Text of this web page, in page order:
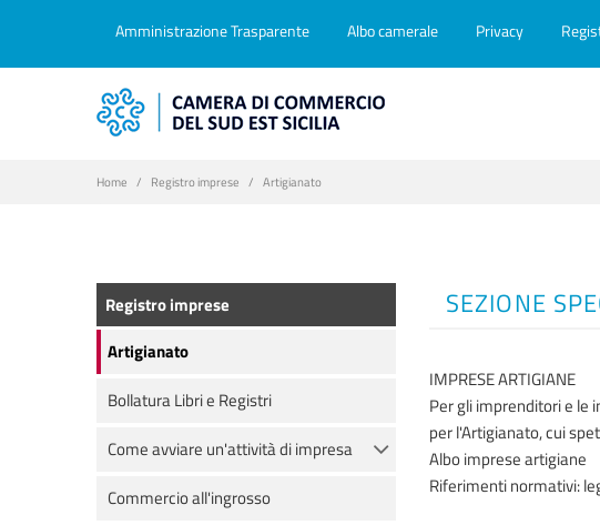
Home Registro imprese Artigianato
Amministrazione Trasparente Albo camerale Privacy
Registro imprese
Artigianato
Bollatura Libri e Registri
Come avviare un'attività di impresa
Commercio all'ingrosso
SEZIONE
IMPRESE ARTIGIANE
Per gli imprenditori e le
per l'Artigianato, cui
Albo imprese artigiane
Riferimenti normativi: